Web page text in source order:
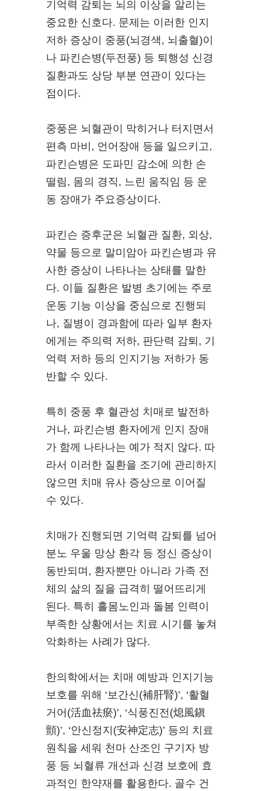
기억력 감퇴는 뇌의 이상을 알리는
중요한 신호다. 문제는 이러한 인지
저하 증상이 중풍(뇌경색, 뇌출혈)이
나 파킨슨병(두전풍) 등 퇴행성 신경
질환과도 상당 부분 연관이 있다는
점이다.
중풍은 뇌혈관이 막히거나 터지면서
편측 마비, 언어장애 등을 일으키고,
파킨슨병은 도파민 감소에 의한 손
떨림, 몸의 경직, 느린 움직임 등 운
동 장애가 주요증상이다.
파킨슨 증후군은 뇌혈관 질환, 외상,
약물 등으로 말미암아 파킨슨병과 유
사한 증상이 나타나는 상태를 말한
다. 이들 질환은 발병 초기에는 주로
운동 기능 이상을 중심으로 진행되
나, 질병이 경과함에 따라 일부 환자
에게는 주의력 저하, 판단력 감퇴, 기
억력 저하 등의 인지기능 저하가 동
반할 수 있다.
특히 중풍 후 혈관성 치매로 발전하
거나, 파킨슨병 환자에게 인지 장애
가 함께 나타나는 예가 적지 않다. 따
라서 이러한 질환을 조기에 관리하지
않으면 치매 유사 증상으로 이어질
수 있다.
치매가 진행되면 기억력 감퇴를 넘어
분노 우울 망상 환각 등 정신 증상이
동반되며, 환자뿐만 아니라 가족 전
체의 삶의 질을 급격히 떨어뜨리게
된다. 특히 홀몸노인과 돌봄 인력이
부족한 상황에서는 치료 시기를 놓쳐
악화하는 사례가 많다.
한의학에서는 치매 예방과 인지기능
보호를 위해 ‘보간신(補肝腎)’, ‘활혈
거어(活血祛瘀)’, ‘식풍진전(熄風鎭
顫)’, ‘안신정지(安神定志)’ 등의 치료
원칙을 세워 천마 산조인 구기자 방
풍 등 뇌혈류 개선과 신경 보호에 효
과적인 한약재를 활용한다. 골수 건